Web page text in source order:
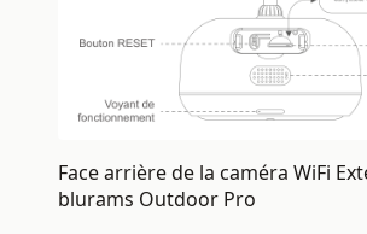
Face arrière de la caméra WiFi
blurams Outdoor Pro